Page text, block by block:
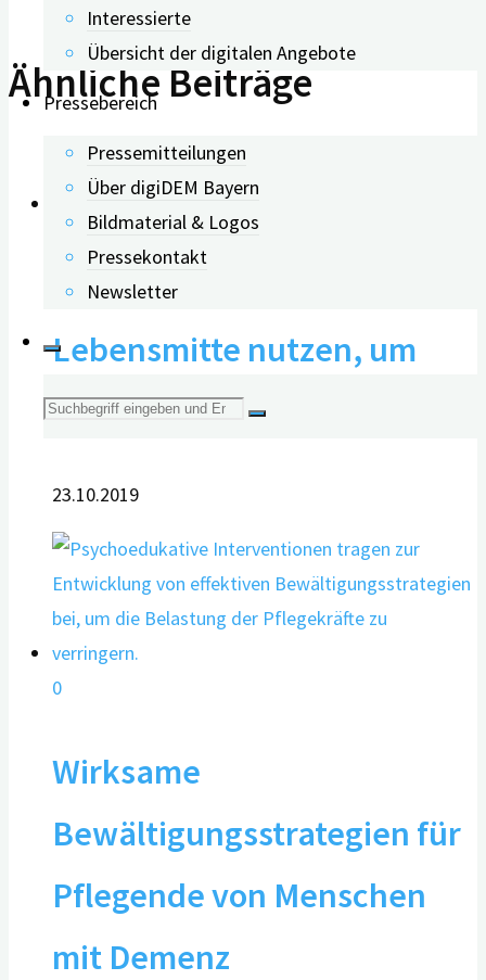
Interessierte
Übersicht der digitalen Angebote
Pressebereich
Pressemitteilungen
Über digiDEM Bayern
Bildmaterial & Logos
Pressekontakt
Newsletter
Suche
Ähnliche Beiträge
Zeitfenster in der
Lebensmitte nutzen, um
Demenz vorzubeugen
23.10.2019
0
Wirksame
Bewältigungsstrategien für
Pflegende von Menschen
mit Demenz